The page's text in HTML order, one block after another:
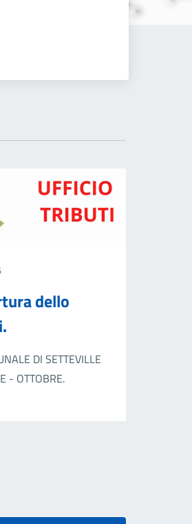
dello
DI SETTEVILLE
- OTTOBRE.